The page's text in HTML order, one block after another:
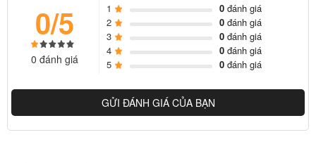
0/5
0 đánh giá
1 0đánh giá
2
0đánh giá
3
0đánh giá
4
0đánh giá
5
0đánh giá
GỬI ĐÁNH GIÁ CỦA BẠN